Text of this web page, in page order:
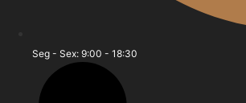
Seg - Sex: 9:00 - 18:30